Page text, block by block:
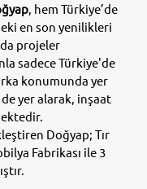
, hem Türkiye’de
en son yenilikleri
projeler
sadece Türkiye'de
konumunda yer
yer alarak, inşaat
Doğyap; Tır
Fabrikası ile 3